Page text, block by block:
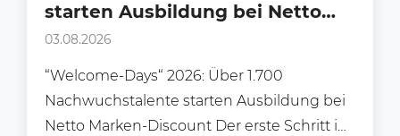
starten Ausbildung bei Netto
Marken-Discount
03.08.2026
“Welcome-Days“ 2026: Über 1.700
Nachwuchstalente starten Ausbildung bei
Netto Marken-Discount Der erste Schritt ins